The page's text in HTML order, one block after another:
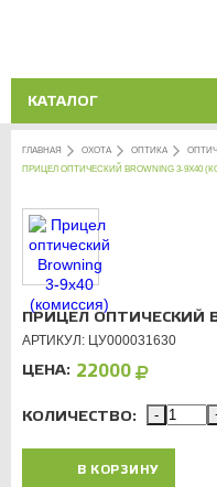
КАТАЛОГ
ГЛАВНАЯ ОХОТА ОПТИКА
ПРИЦЕЛ ОПТИЧЕСКИЙ BROWNING 3-9Х40
ПРИЦЕЛ ОПТИЧЕСКИЙ
АРТИКУЛ: ЦУ000031630
ЦЕНА: 22000
КОЛИЧЕСТВО: -
В КОРЗИНУ